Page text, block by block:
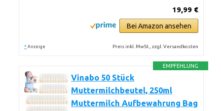
19,99 €
Bei Amazon ansehen
* Anzeige Preis inkl. MwSt., zzgl. Versandkosten
EMPFEHLUNG
Vinabo 50 Stück
Muttermilchbeutel, 250ml
Muttermilch Aufbewahrung Bag